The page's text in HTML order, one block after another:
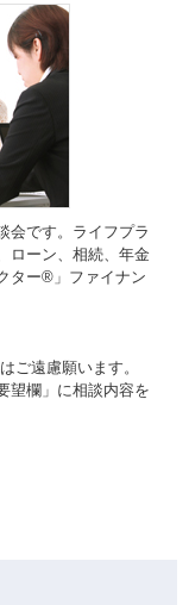
会です。ライフプラ
ローン、相続、年金
ター®」ファイナン
ご遠慮願います。
望欄」に相談内容を